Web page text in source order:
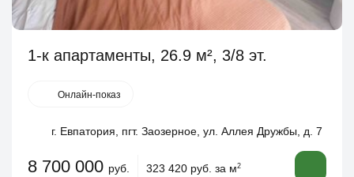
1-к апартаменты, 26.9 м², 3/8 эт.
Онлайн-показ
г. Евпатория, пгт. Заозерное, ул. Аллея Дружбы, д. 7
8 700 000 руб. 323 420 руб. за м2